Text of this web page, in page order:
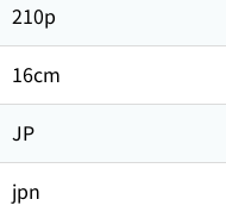
210p
16cm
JP
jpn